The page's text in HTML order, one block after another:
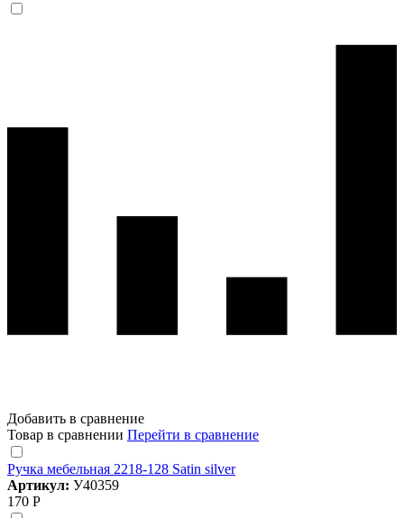
Добавить в сравнение
Товар в сравнении Перейти в сравнение
Ручка мебельная 2218-128 Satin silver
Артикул: У40359
170 Р